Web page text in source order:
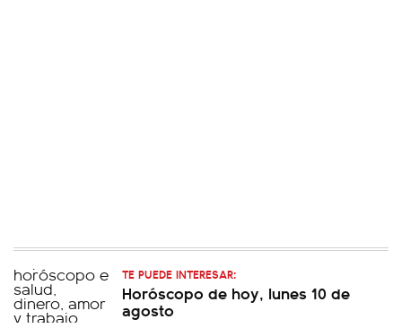
TE PUEDE INTERESAR:
Horóscopo de hoy, lunes 10 de
agosto